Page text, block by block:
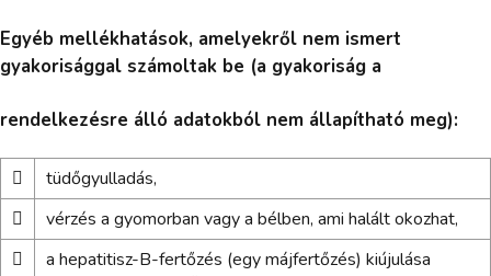
Egyéb mellékhatások, amelyekről nem ismert
gyakorisággal számoltak be (a gyakoriság a
rendelkezésre álló adatokból nem állapítható meg):

tüdőgyulladás,

vérzés a gyomorban vagy a bélben, ami halált okozhat,

a hepatitisz-B-fertőzés (egy májfertőzés) kiújulása